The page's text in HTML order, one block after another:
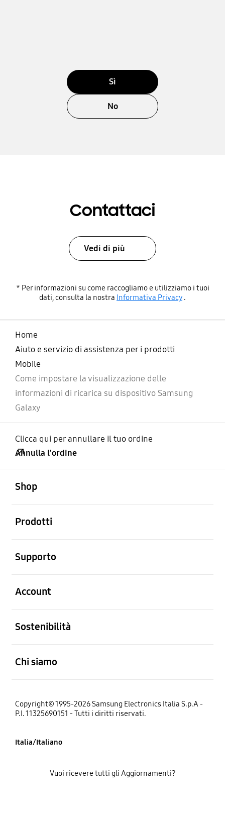
Sì
No
Contattaci
Vedi di più
* Per informazioni su come raccogliamo e utilizziamo i tuoi
dati, consulta la nostra Informativa Privacy .
Home
Aiuto e servizio di assistenza per i prodotti
Mobile
Come impostare la visualizzazione delle
informazioni di ricarica su dispositivo Samsung
Galaxy
Clicca qui per annullare il tuo ordine
Annulla l'ordine
Shop
Prodotti
Supporto
Account
Sostenibilità
Chi siamo
Copyright© 1995-2026 Samsung Electronics Italia S.p.A -
P.I. 11325690151 - Tutti i diritti riservati.
Italia/Italiano
Vuoi ricevere tutti gli Aggiornamenti?